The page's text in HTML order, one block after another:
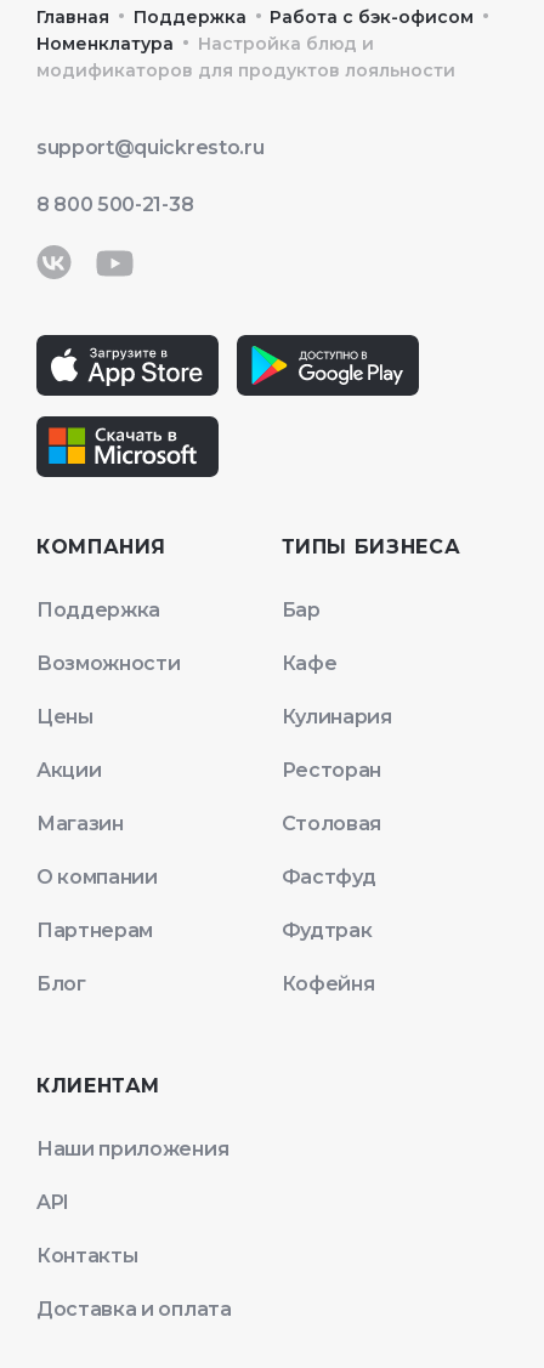
Главная • Поддержка • Работа с бэк-офисом •
Номенклатура • Настройка блюд и
модификаторов для продуктов лояльности
support@quickresto.ru
8 800 500-21-38
КОМПАНИЯ
Поддержка
Возможности
Цены
Акции
Магазин
О компании
Партнерам
Блог
ТИПЫ БИЗНЕСА
Бар
Кафе
Кулинария
Ресторан
Столовая
Фастфуд
Фудтрак
Кофейня
КЛИЕНТАМ
Наши приложения
API
Контакты
Доставка и оплата